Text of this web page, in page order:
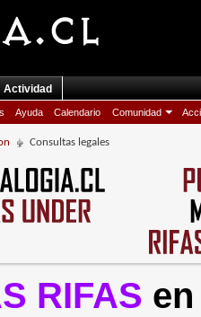
Ayuda Calendario Comunidad
Actividad
Consultas legales
RIFAS en